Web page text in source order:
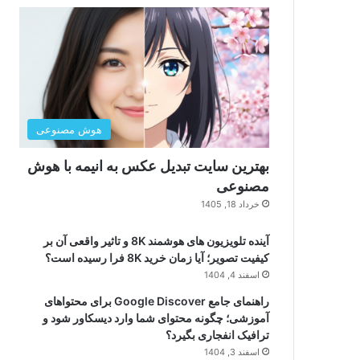
هوش مصنوعی
بهترین سایت تبدیل عکس به انیمه با هوش
مصنوعی
خرداد 18, 1405
آینده تلویزیون های هوشمند 8K و تاثیر واقعی آن بر
کیفیت تصویر؛ آیا زمان خرید 8K فرا رسیده است؟
اسفند 4, 1404
راهنمای جامع Google Discover برای محتواهای
آموزشی؛ چگونه محتوای شما وارد دیسکاور شود و
ترافیک انفجاری بگیرد؟
اسفند 3, 1404